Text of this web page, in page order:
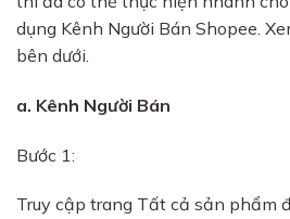
dụng Kênh Người Bán Shopee.
bên dưới.
a. Kênh Người Bán
Bước 1:
Truy cập trang Tất cả sản phẩm